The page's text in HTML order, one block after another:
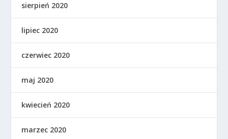
sierpień 2020
lipiec 2020
czerwiec 2020
maj 2020
kwiecień 2020
marzec 2020